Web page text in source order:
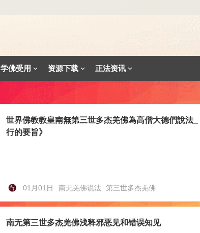
学佛受用 资源下载 正法资讯
世界佛教教皇南無第三世多杰羌佛為高僧大德們說法
行的要旨》
01月01日 南无羌佛说法 第三世多杰羌佛
南无第三世多杰羌佛浅释邪恶见和错误知见